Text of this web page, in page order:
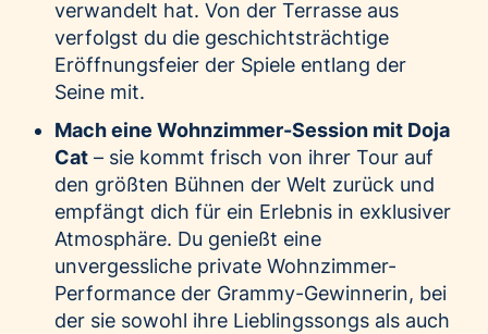
verwandelt hat. Von der Terrasse aus
verfolgst du die geschichtsträchtige
Eröffnungsfeier der Spiele entlang der
Seine mit.
Mach eine Wohnzimmer-Session mit Doja
Cat – sie kommt frisch von ihrer Tour auf
den größten Bühnen der Welt zurück und
empfängt dich für ein Erlebnis in exklusiver
Atmosphäre. Du genießt eine
unvergessliche private Wohnzimmer-
Performance der Grammy-Gewinnerin, bei
der sie sowohl ihre Lieblingssongs als auch